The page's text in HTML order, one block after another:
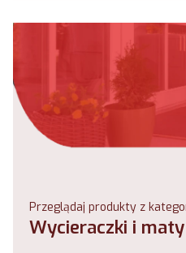
Przeglądaj produkty z
Wycieraczki i